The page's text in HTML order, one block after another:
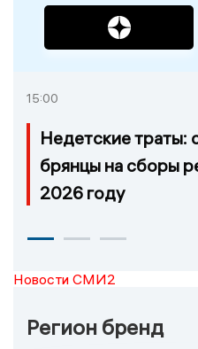
15:00
Недетские траты:
брянцы на сборы
2026 году
Новости СМИ2
Регион бренд